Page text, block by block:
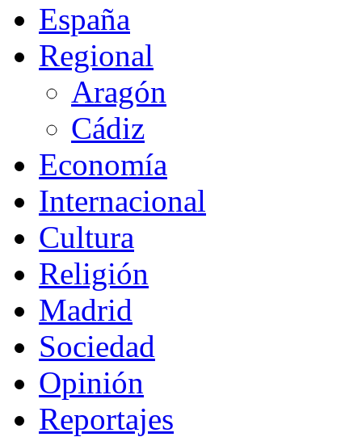
España
Regional
Aragón
Cádiz
Economía
Internacional
Cultura
Religión
Madrid
Sociedad
Opinión
Reportajes